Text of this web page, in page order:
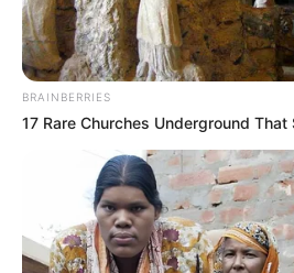
Tenemos todas las
interesan. Para
favor, active las
ACTIVAR AHORA
TEMAS DESTACADOS
BRAINBERRIES
17 Rare Churches Underground That